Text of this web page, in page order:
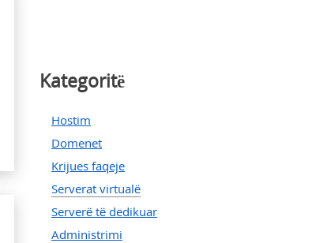
Kategoritë
Hostim
Domenet
Krijues faqeje
Serverat virtualë
Serverë të dedikuar
Administrimi